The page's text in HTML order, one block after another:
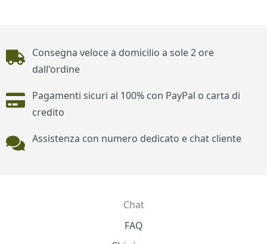
Piè di pagina
Consegna veloce a domicilio a sole 2 ore
dall'ordine
Pagamenti sicuri al 100% con PayPal o carta di
credito
Assistenza con numero dedicato e chat cliente
Chat
FAQ